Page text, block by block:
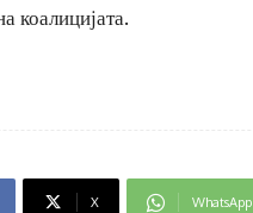
коалицијата.
X WhatsApp